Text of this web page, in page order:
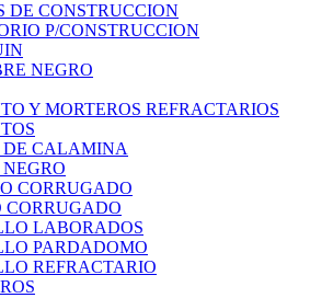
DE CONSTRUCCION
P/CONSTRUCCION
NEGRO
Y MORTEROS REFRACTARIOS
DE CALAMINA
CORRUGADO
CORRUGADO
LABORADOS
PARDADOMO
REFRACTARIO